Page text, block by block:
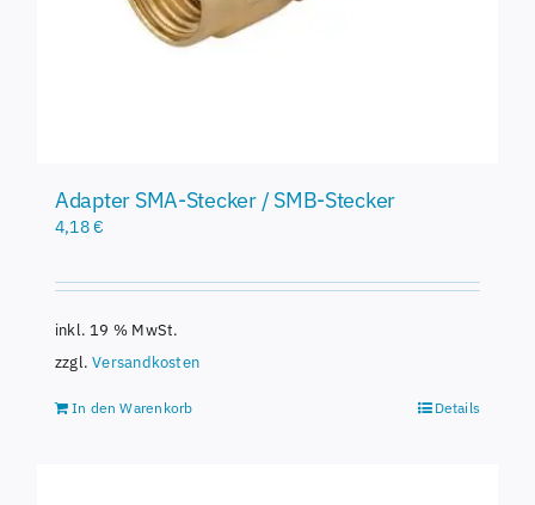
Adapter SMA-Stecker / SMB-Stecker
4,18€
inkl. 19 % MwSt.
zzgl.Versandkosten
In den Warenkorb Details